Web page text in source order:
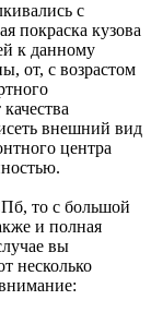
с
покраска кузова
к данному
от, с возрастом
внешний вид
центра
то с большой
и полная
вы
несколько